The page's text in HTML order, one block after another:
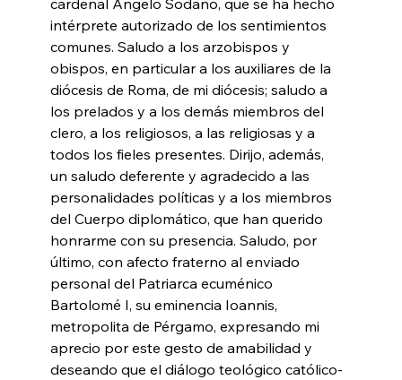
intérprete autorizado de los sentimientos
comunes. Saludo a los arzobispos y
obispos, en particular a los auxiliares de la
diócesis de Roma, de mi diócesis; saludo a
los prelados y a los demás miembros del
clero, a los religiosos, a las religiosas y a
todos los fieles presentes. Dirijo, además,
un saludo deferente y agradecido a las
personalidades políticas y a los miembros
del Cuerpo diplomático, que han querido
honrarme con su presencia. Saludo, por
último, con afecto fraterno al enviado
personal del Patriarca ecuménico
Bartolomé I, su eminencia Ioannis,
metropolita de Pérgamo, expresando mi
aprecio por este gesto de amabilidad y
deseando que el diálogo teológico católico-